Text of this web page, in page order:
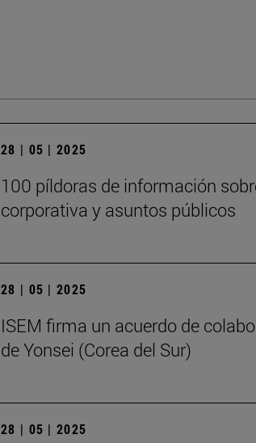
28 | 05 | 2025
100 píldoras de información
corporativa y asuntos públicos
28 | 05 | 2025
ISEM firma un acuerdo de
de Yonsei (Corea del Sur)
28 | 05 | 2025